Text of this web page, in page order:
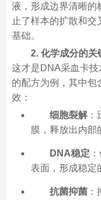
液，形成边界清晰的
止了样本的扩散和
基础。
2. 化学成分的关
这才是DNA采血卡技
的配方为例，其中包
效：
细胞裂解：
膜，释放出内部
DNA稳定
表面，形成稳定
抗菌抑菌：